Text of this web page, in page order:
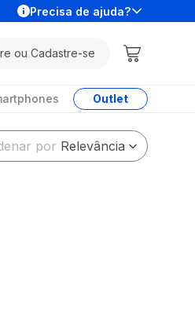
Precisa de ajuda?
ou Cadastre-se
Outlet
por Relevância